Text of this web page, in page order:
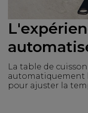
La table de
automatiquement
pour ajuster la